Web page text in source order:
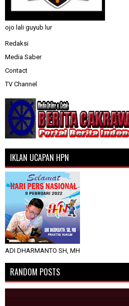
ojo lali guyub lur
Redaksi
Media Saber
Contact
TV Channel
IKLAN UCAPAN HPN
ADI DHARMANTO SH, MH
RANDOM POSTS